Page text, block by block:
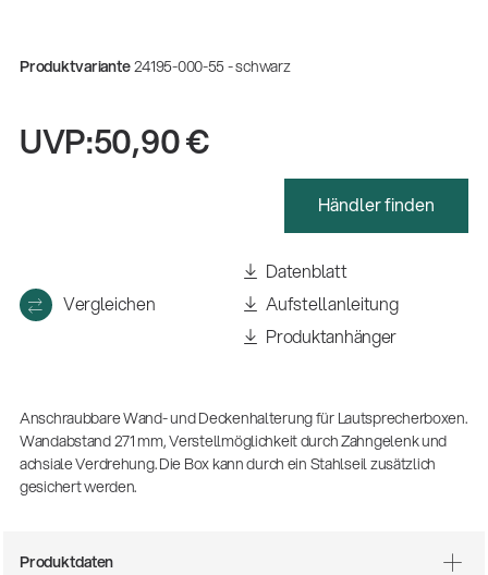
Fachkraft für Metalltechnik Ausbildung
Produktvariante24195-000-55 - schwarz
UVP:50,90 €
Händler finden
Vergleichen
Datenblatt
Aufstellanleitung
Produktanhänger
Anschraubbare Wand- und Deckenhalterung für Lautsprecherboxen.
Wandabstand 271 mm, Verstellmöglichkeit durch Zahngelenk und
achsiale Verdrehung. Die Box kann durch ein Stahlseil zusätzlich
gesichert werden.
Produktdaten